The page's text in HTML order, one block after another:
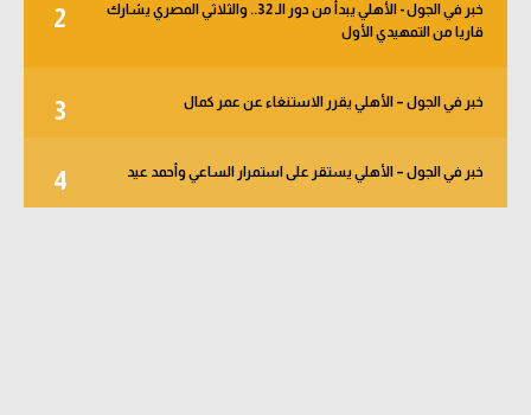
2
خبر في الجول - الأهلي يبدأ من دور الـ 32.. والثلاثي المصري يشارك
قاريا من التمهيدي الأول
3 خبر في الجول – الأهلي يقرر الاستنغاء عن عمر كمال
4 خبر في الجول – الأهلي يستقر على استمرار الساعي وأحمد عيد